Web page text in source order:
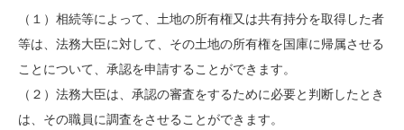
（１）相続等によって、土地の所有権又は共有持分を取得した者
等は、法務大臣に対して、その土地の所有権を国庫に帰属させる
ことについて、承認を申請することができます。
（２）法務大臣は、承認の審査をするために必要と判断したとき
は、その職員に調査をさせることができます。